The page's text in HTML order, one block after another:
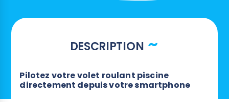
DESCRIPTION
Pilotez votre volet roulant piscine
directement depuis votre smartphone